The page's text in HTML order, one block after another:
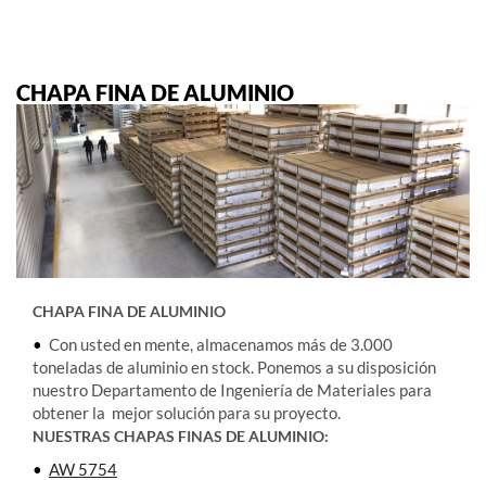
CHAPA FINA DE ALUMINIO
CHAPA FINA DE ALUMINIO
• Con usted en mente, almacenamos más de 3.000
toneladas de aluminio en stock. Ponemos a su disposición
nuestro Departamento de Ingeniería de Materiales para
obtener la mejor solución para su proyecto.
NUESTRAS CHAPAS FINAS DE ALUMINIO:
• AW 5754